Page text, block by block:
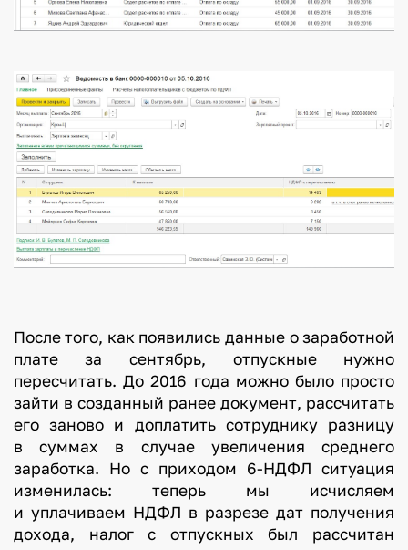
После того, как появились данные о заработной
плате за сентябрь, отпускные нужно
пересчитать. До 2016 года можно было просто
зайти в созданный ранее документ, рассчитать
его заново и доплатить сотруднику разницу
в суммах в случае увеличения среднего
заработка. Но с приходом 6-НДФЛ ситуация
изменилась: теперь мы исчисляем
и уплачиваем НДФЛ в разрезе дат получения
дохода, налог с отпускных был рассчитан